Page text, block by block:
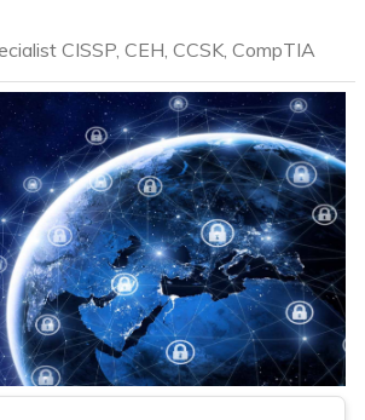
CISSP, CEH, CCSK, CompTIA